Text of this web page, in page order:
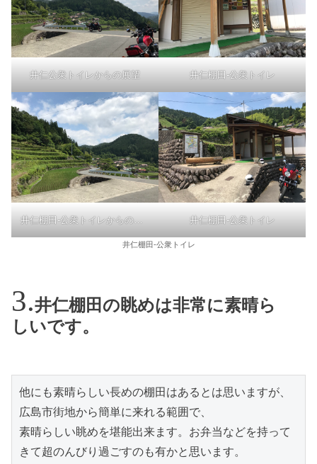
井仁公衆トイレからの展望 井仁棚田-公衆トイレ
井仁棚田-公衆トイレからの展望 井仁棚田-公衆トイレ
井仁棚田-公衆トイレ
井仁棚田の眺めは非常に素晴ら
しいです。
他にも素晴らしい長めの棚田はあるとは思いますが、
広島市街地から簡単に来れる範囲で、
素晴らしい眺めを堪能出来ます。お弁当などを持って
きて超のんびり過ごすのも有かと思います。